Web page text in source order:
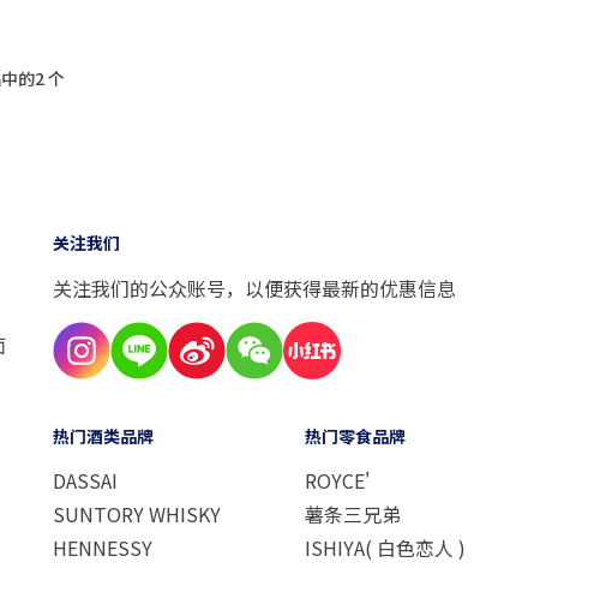
的2 个
关注我们
关注我们的公众账号，以便获得最新的优惠信息
热门酒类品牌
DASSAI
SUNTORY WHISKY
HENNESSY
热门零食品牌
ROYCE'
薯条三兄弟
ISHIYA( 白色恋人 )